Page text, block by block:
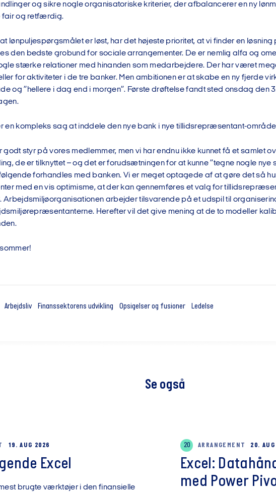
og sikre nogle organisatoriske kriterier, der afbalancerer en ny
fair og retfærdig.
at lønpuljespørgsmålet er løst, har det højeste prioritet, at vi finder en
den bedste grobund for sociale arrangementer. De er nemlig alfa og
stærke relationer med hinanden som medarbejdere. Der har været
for aktiviteter i de tre banker. Men ambitionen er at skabe en ny fjerde
og ”hellere i dag end i morgen”. Første drøftelse fandt sted onsdag den
en kompleks sag at inddele den nye bank i nye tillidsrepræsentant-
godt styr på vores medlemmer, men vi har endnu ikke kunnet få et samlet
de er tilknyttet – og det er forudsætningen for at kunne ”tegne nogle nye
forhandles med banken. Vi er meget optagede af at gøre det så
med en vis optimisme, at der kan gennemføres et valg for
Arbejdsmiljøorganisationen arbejder tilsvarende på et udspil til
Herefter vil det give mening at de to modeller
Arbejdsliv Finanssektorens udvikling Opsigelser og fusioner Ledelse
Se også
19. AUG 2026
Excel
brugte værktøjer i den finansielle
20 ARRANGEMENT 20.
Excel:
med Power